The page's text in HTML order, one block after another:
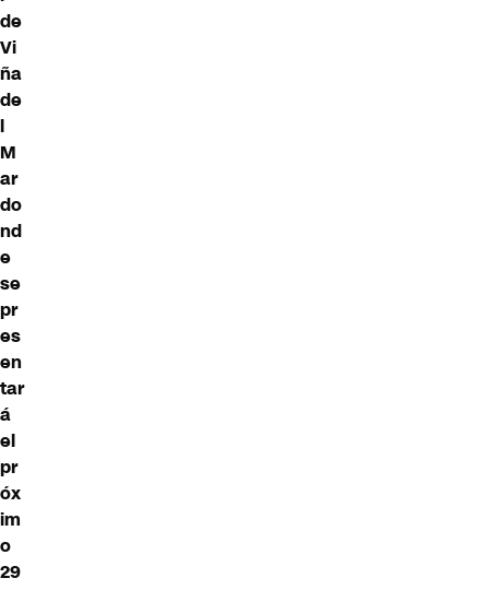
de
Vi
ña
de
l
M
ar
do
nd
e
se
pr
es
en
tar
á
el
pr
óx
im
o
29